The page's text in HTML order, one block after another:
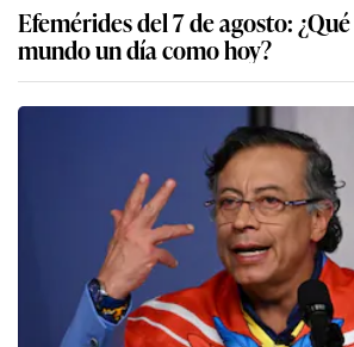
Efemérides del 7 de agosto:
mundo un día como hoy?